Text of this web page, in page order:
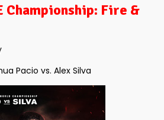
Championship: Fire &
Pacio vs. Alex Silva